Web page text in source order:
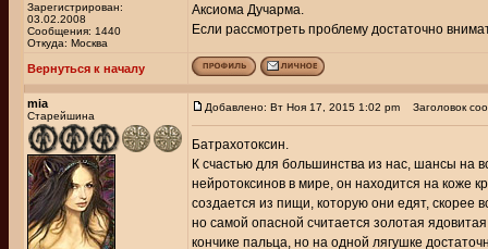
Зарегистрирован:
03.02.2008
Сообщения: 1440
Откуда: Москва
Аксиома Дучарма.
Если рассмотреть проблему достаточно
Вернуться к началу
mia
Старейшина
Добавлено: Вт Ноя 17, 2015 1:02 pm Заголовок
Батрахотоксин.
К счастью для большинства из нас, шансы на
нейротоксинов в мире, он находится на коже
создается из пищи, которую они едят, скорее
но самой опасной считается золотая
кончике пальца, но на одной лягушке